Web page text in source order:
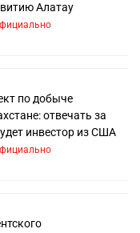
Алатау
по добыче
отвечать за
инвестор из США